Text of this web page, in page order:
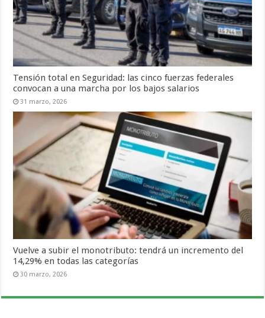
Tensión total en Seguridad: las cinco fuerzas federales
convocan a una marcha por los bajos salarios
31 marzo, 2026
Vuelve a subir el monotributo: tendrá un incremento del
14,29% en todas las categorías
30 marzo, 2026